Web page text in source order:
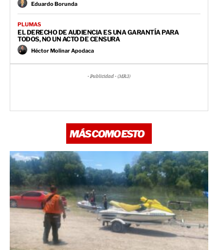
Eduardo Borunda
PLUMAS
EL DERECHO DE AUDIENCIA ES UNA GARANTÍA PARA
TODOS, NO UN ACTO DE CENSURA
Héctor Molinar Apodaca
- Publicidad - (MR3)
MÁS COMO ESTO